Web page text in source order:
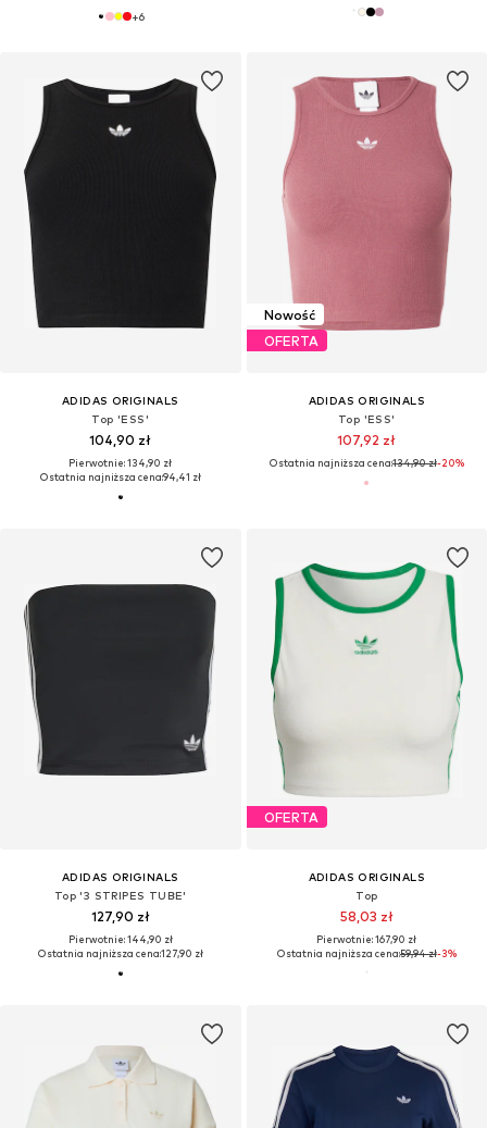
+6
ADIDAS ORIGINALS
Top 'ESS'
104,90 zł
Pierwotnie: 134,90 zł
Ostatnia najniższa cena:94,41 zł
Nowość
OFERTA
ADIDAS ORIGINALS
Top 'ESS'
107,92 zł
Ostatnia najniższa cena:134,90 zł-20%
ADIDAS ORIGINALS
Top '3 STRIPES TUBE'
127,90 zł
Pierwotnie: 144,90 zł
Ostatnia najniższa cena:127,90 zł
OFERTA
ADIDAS ORIGINALS
Top
58,03 zł
Pierwotnie: 167,90 zł
Ostatnia najniższa cena:59,94 zł-3%